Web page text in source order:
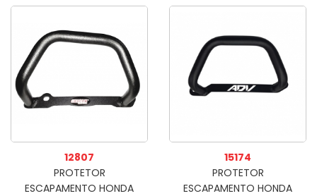
12807
PROTETOR
ESCAPAMENTO HONDA
15174
PROTETOR
ESCAPAMENTO HONDA